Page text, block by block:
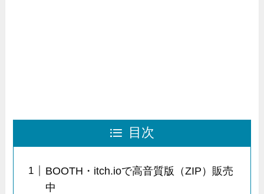
目次
BOOTH・itch.ioで高音質版（ZIP）販売
中